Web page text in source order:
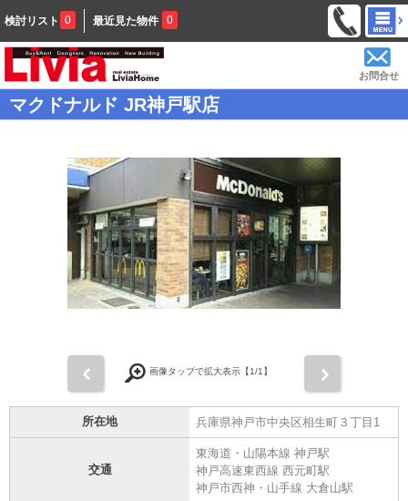
検討リスト 0 最近見た物件 0
お問合せ
マクドナルド JR神戸駅店
画像タップで拡大表示【1/1】
所在地 兵庫県神戸市中央区相生町３丁目1
交通
東海道・山陽本線 神戸駅
神戸高速東西線 西元町駅
神戸市西神・山手線 大倉山駅